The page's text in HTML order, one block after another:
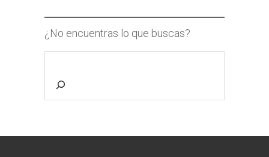
¿No encuentras lo que buscas?